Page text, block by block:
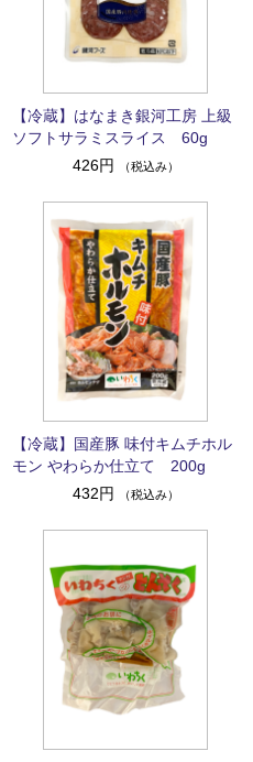
【冷蔵】はなまき銀河工房 上級
ソフトサラミスライス 60g
426円
（税込み）
【冷蔵】国産豚 味付キムチホル
モン やわらか仕立て 200g
432円
（税込み）